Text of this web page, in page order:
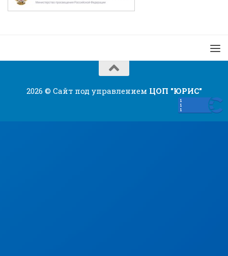
2026 © Сайт под управлением ЦОП "ЮРИС"